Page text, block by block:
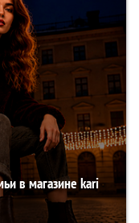
в магазине kari